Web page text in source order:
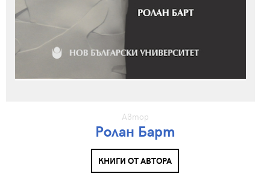
Автор
Ролан Барт
КНИГИ ОТ АВТОРА